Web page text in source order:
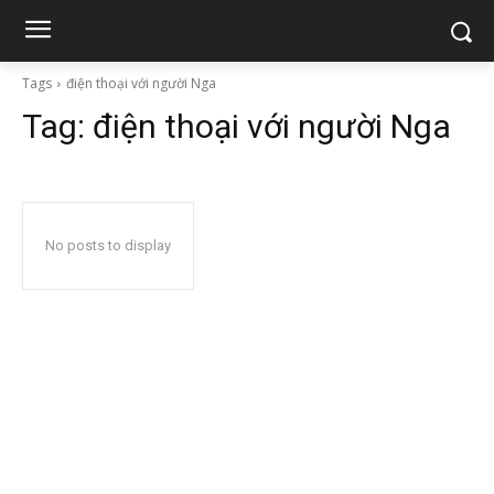
Tags điện thoại với người Nga
Tag: điện thoại với người Nga
No posts to display